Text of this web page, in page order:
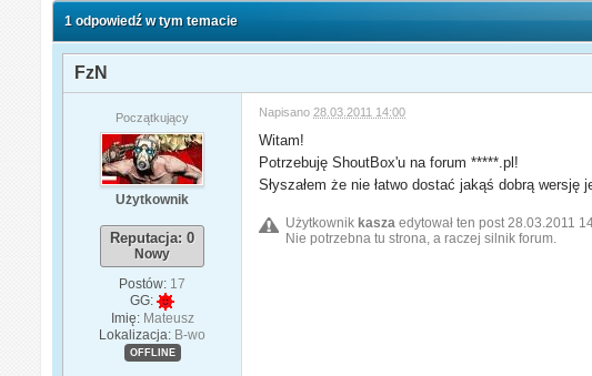
1 odpowiedź w tym temacie
FzN
Początkujący
Użytkownik
Reputacja: 0
Nowy
Postów: 17
GG:
Imię: Mateusz
Lokalizacja: B-wo
OFFLINE
Napisano 28.03.2011 14:00
Witam!
Potrzebuję ShoutBox'u na forum *****.pl!
Słyszałem że nie łatwo dostać jakąś dobrą wersję
Użytkownik kasza edytował ten post 28.03.2011
Nie potrzebna tu strona, a raczej silnik forum.